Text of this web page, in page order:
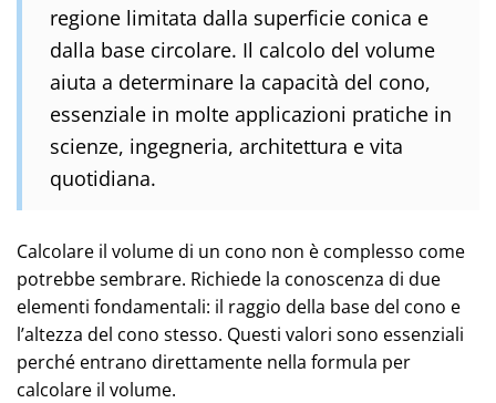
regione limitata dalla superficie conica e
dalla base circolare. Il calcolo del volume
aiuta a determinare la capacità del cono,
essenziale in molte applicazioni pratiche in
scienze, ingegneria, architettura e vita
quotidiana.
Calcolare il volume di un cono non è complesso come
potrebbe sembrare. Richiede la conoscenza di due
elementi fondamentali: il raggio della base del cono e
l’altezza del cono stesso. Questi valori sono essenziali
perché entrano direttamente nella formula per
calcolare il volume.